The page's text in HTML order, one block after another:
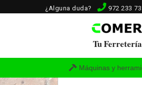
¿Alguna duda? 972 233
Tu
Máquinas y